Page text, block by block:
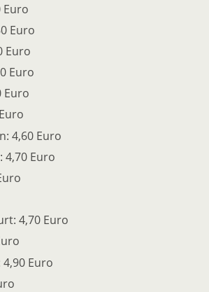
Euro
Euro
Euro
Euro
Euro
4,60 Euro
4,70 Euro
4,70 Euro
Euro